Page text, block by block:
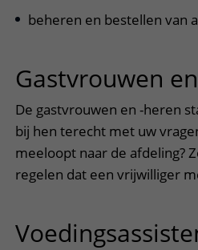
beheren en bestellen van
Gastvrouwen
De gastvrouwen en -heren
bij hen terecht met uw
meeloopt naar de afdeling?
regelen dat een vrijwilliger